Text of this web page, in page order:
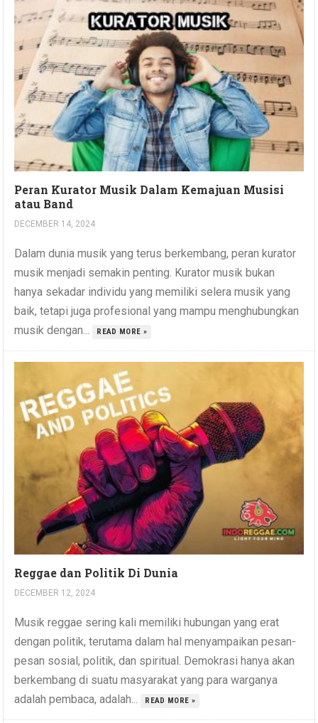
Peran Kurator Musik Dalam Kemajuan Musisi
atau Band
DECEMBER 14, 2024
Dalam dunia musik yang terus berkembang, peran kurator
musik menjadi semakin penting. Kurator musik bukan
hanya sekadar individu yang memiliki selera musik yang
baik, tetapi juga profesional yang mampu menghubungkan
musik dengan...
READ MORE »
Reggae dan Politik Di Dunia
DECEMBER 12, 2024
Musik reggae sering kali memiliki hubungan yang erat
dengan politik, terutama dalam hal menyampaikan pesan-
pesan sosial, politik, dan spiritual. Demokrasi hanya akan
berkembang di suatu masyarakat yang para warganya
adalah pembaca, adalah...
READ MORE »